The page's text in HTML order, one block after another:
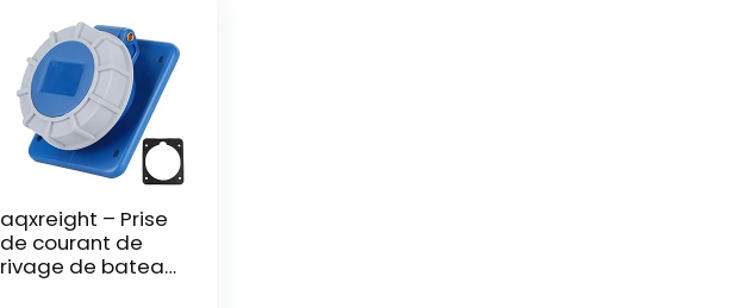
aqxreight – Prise
de courant de
rivage de bateau